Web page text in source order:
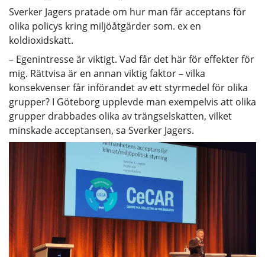
Sverker Jagers pratade om hur man får acceptans för
olika policys kring miljöåtgärder som. ex en
koldioxidskatt.
– Egenintresse är viktigt. Vad får det här för effekter för
mig. Rättvisa är en annan viktig faktor – vilka
konsekvenser får införandet av ett styrmedel för olika
grupper? I Göteborg upplevde man exempelvis att olika
grupper drabbades olika av trängselskatten, vilket
minskade acceptansen, sa Sverker Jagers.